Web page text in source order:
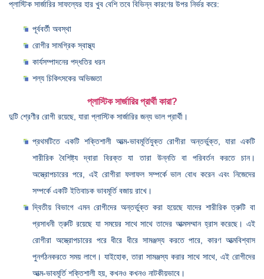
প্লাস্টিক সার্জারির সাফল্যের হার খুব বেশি তবে বিভিন্ন কারণের উপর নির্ভর করে:
পূর্ববর্তী অবস্থা
রোগীর সামগ্রিক স্বাস্থ্য
কার্যসম্পাদনের পদ্ধতির ধরন
শল্য চিকিৎসকের অভিজ্ঞতা
প্লাস্টিক সার্জারির প্রার্থী কারা?
দুটি শ্রেণীর রোগী রয়েছে, যারা প্লাস্টিক সার্জারির জন্য ভাল প্রার্থী।
প্রথমটিতে একটি শক্তিশালী আত্ম-ভাবমূর্তিযুক্ত রোগীরা অন্তর্ভুক্ত, যারা একটি
শারীরিক বৈশিষ্ট্য দ্বারা বিরক্ত যা তারা উন্নতি বা পরিবর্তন করতে চান।
অস্ত্রোপচারের পরে, এই রোগীরা ফলাফল সম্পর্কে ভাল বোধ করেন এবং নিজেদের
সম্পর্কে একটি ইতিবাচক ভাবমূর্তি বজায় রাখে।
দ্বিতীয় বিভাগে এমন রোগীদের অন্তর্ভুক্ত করা হয়েছে যাদের শারীরিক ত্রুটি বা
প্রসাধনী ত্রুটি রয়েছে যা সময়ের সাথে সাথে তাদের আত্মসম্মান হ্রাস করেছে। এই
রোগীরা অস্ত্রোপচারের পরে ধীরে ধীরে সামঞ্জস্য করতে পারে, কারণ আত্মবিশ্বাস
পুনর্গঠনকরতে সময় লাগে। যাইহোক, তারা সামঞ্জস্য করার সাথে সাথে, এই রোগীদের
আত্ম-ভাবমূর্তি শক্তিশালী হয়, কখনও কখনও নাটকীয়ভাবে।